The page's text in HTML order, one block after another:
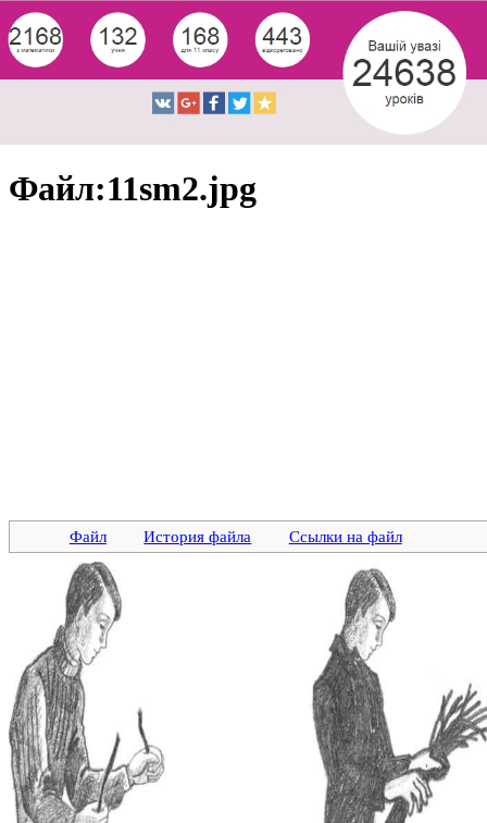
Файл:11sm2.jpg
Файл История файла Ссылки на файл